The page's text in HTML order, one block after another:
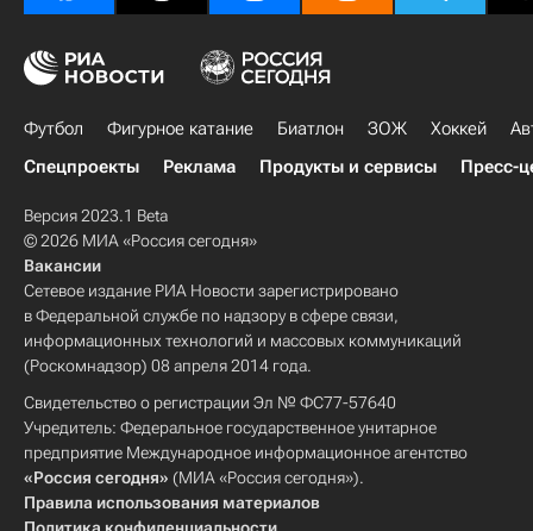
Футбол Фигурное катание Биатлон ЗОЖ Хоккей
Спецпроекты
Реклама Продукты и сервисы Пресс-
Версия 2023.1 Beta
© 2026 МИА «Россия сегодня»
Вакансии
Сетевое издание РИА Новости зарегистрировано
в Федеральной службе по надзору в сфере связи,
информационных технологий и массовых коммуникаций
(Роскомнадзор) 08 апреля 2014 года.
Свидетельство о регистрации Эл № ФС77-57640
Учредитель: Федеральное государственное унитарное
предприятие Международное информационное агентство
«Россия сегодня» (МИА «Россия сегодня»).
Правила использования материалов